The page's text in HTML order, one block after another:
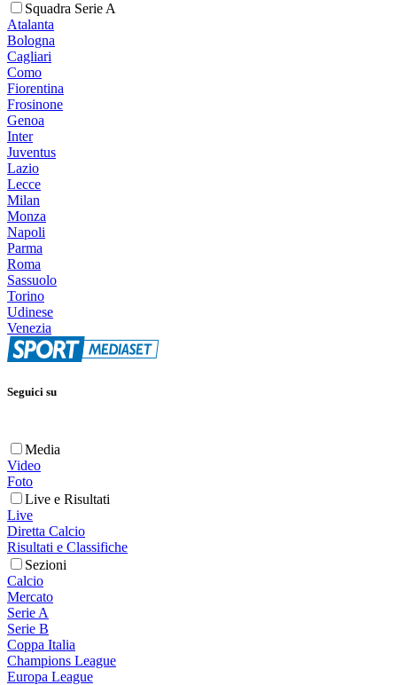
Squadra Serie A
Atalanta
Bologna
Cagliari
Como
Fiorentina
Frosinone
Genoa
Inter
Juventus
Lazio
Lecce
Milan
Monza
Napoli
Parma
Roma
Sassuolo
Torino
Udinese
Venezia
Seguici su
Media
Video
Foto
Live e Risultati
Live
Diretta Calcio
Risultati e Classifiche
Sezioni
Calcio
Mercato
Serie A
Serie B
Coppa Italia
Champions League
Europa League